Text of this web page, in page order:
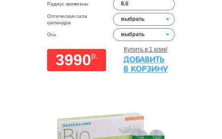
Радиус кривизны 8.6
Оптическая сила
цилиндра
выбрать
Ось выбрать
3990p.
Купить в 1 клик!
ДОБАВИТЬ
В КОРЗИНУ